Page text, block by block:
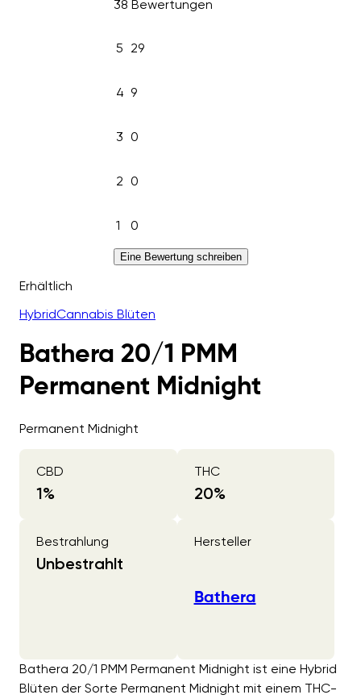
38 Bewertungen
5 29
4 9
3 0
2 0
1 0
Eine Bewertung schreiben
Erhältlich
HybridCannabis Blüten
Bathera 20/1 PMM
Permanent Midnight
Permanent Midnight
CBD
1%
THC
20%
Bestrahlung
Unbestrahlt
Hersteller
Bathera
Bathera 20/1 PMM Permanent Midnight ist eine Hybrid
Blüten der Sorte Permanent Midnight mit einem THC-